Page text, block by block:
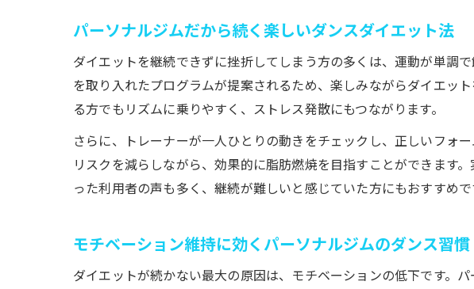
パーソナルジムだから続く楽しいダンスダイエット法
ダイエットを継続できずに挫折してしまう方の多くは、運動が単調
を取り入れたプログラムが提案されるため、楽しみながらダイエッ
る方でもリズムに乗りやすく、ストレス発散にもつながります。
さらに、トレーナーが一人ひとりの動きをチェックし、正しいフォ
リスクを減らしながら、効果的に脂肪燃焼を目指すことができます
った利用者の声も多く、継続が難しいと感じていた方にもおすすめで
モチベーション維持に効くパーソナルジムのダンス習慣
ダイエットが続かない最大の原因は、モチベーションの低下です。